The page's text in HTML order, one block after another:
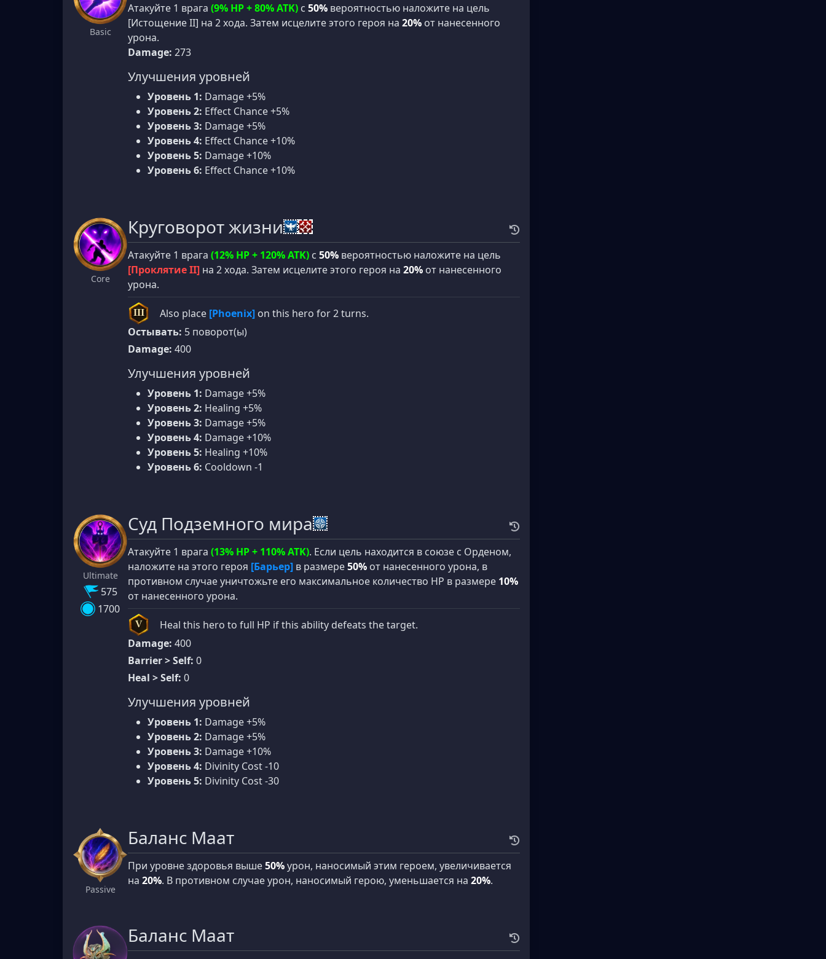
Basic
Атакуйте 1 врага (9% HP + 80% ATK) с 50% вероятностью наложите на цель
[Истощение II] на 2 хода. Затем исцелите этого героя на 20% от нанесенного
урона.
Damage: 273
Улучшения уровней
Уровень 1: Damage +5%
Уровень 2: Effect Chance +5%
Уровень 3: Damage +5%
Уровень 4: Effect Chance +10%
Уровень 5: Damage +10%
Уровень 6: Effect Chance +10%
Core
Круговорот жизни
Атакуйте 1 врага (12% HP + 120% ATK) с 50% вероятностью наложите на цель
[Проклятие II] на 2 хода. Затем исцелите этого героя на 20% от нанесенного
урона.
III Also place [Phoenix] on this hero for 2 turns.
Остывать: 5 поворот(ы)
Damage: 400
Улучшения уровней
Уровень 1: Damage +5%
Уровень 2: Healing +5%
Уровень 3: Damage +5%
Уровень 4: Damage +10%
Уровень 5: Healing +10%
Уровень 6: Cooldown -1
Ultimate
575
1700
Суд Подземного мира
Атакуйте 1 врага (13% HP + 110% ATK). Если цель находится в союзе с Орденом,
наложите на этого героя [Барьер] в размере50% от нанесенного урона, в
противном случае уничтожьте его максимальное количество HP в размере 10%
от нанесенного урона.
V
Heal this hero to full HP if this ability defeats the target.
Damage: 400
Barrier > Self: 0
Heal > Self: 0
Улучшения уровней
Уровень 1: Damage +5%
Уровень 2: Damage +5%
Уровень 3: Damage +10%
Уровень 4: Divinity Cost -10
Уровень 5: Divinity Cost -30
Passive
Баланс Маат
При уровне здоровья выше50%урон, наносимый этим героем, увеличивается
на 20%. В противном случае урон, наносимый герою, уменьшается на 20%.
Баланс Маат